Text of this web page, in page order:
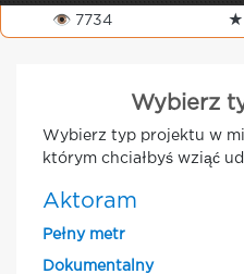
👁 7734 ★
Wybierz
Wybierz typ projektu w
którym chciałbyś wziąć
Aktoram
Pełny metr
Dokumentalny